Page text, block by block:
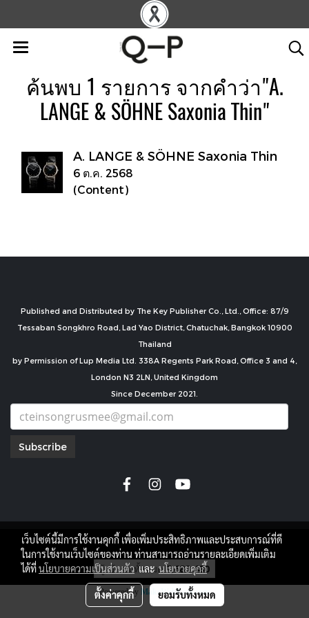
ค้นพบ 1 รายการ จากคำว่า"A.
LANGE & SÖHNE Saxonia Thin"
A. LANGE & SÖHNE Saxonia Thin
6 ต.ค. 2568
(Content)
Published and Distributed by The Key Publisher Co., Ltd., Office: 87/9
Tessaban Songkhro Road, Lad Yao District, Chatuchak, Bangkok 10900
Thailand
by Permission of Lup Media Ltd. 338A Regents Park Road, Office 3 and 4,
London N3 2LN, United Kingdom
Since December 2021.
Subscribe
copyright by
ผู้เข้าชมทั้งหมด7,689,480
Powered by MakeWebEasy.com
เว็บไซต์นี้มีการใช้งานคุกกี้ เพื่อเพิ่มประสิทธิภาพและประสบการณ์ที่ดี
ในการใช้งานเว็บไซต์ของท่าน ท่านสามารถอ่านรายละเอียดเพิ่มเติม
ได้ที่นโยบายความเป็นส่วนตัวและนโยบายคุกกี้
ตั้งค่าคุกกี้ ยอมรับทั้งหมด